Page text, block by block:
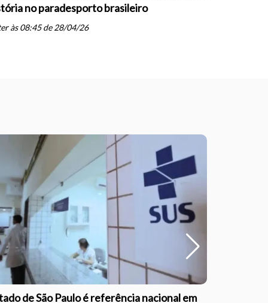
no paradesporto brasileiro
às 08:45 de 28/04/26
de São Paulo é referência nacional em